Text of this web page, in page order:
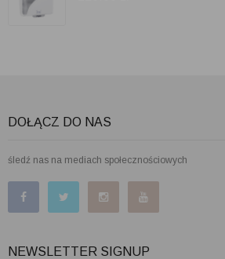
DOŁĄCZ DO NAS
śledź nas na mediach społecznościowych
NEWSLETTER SIGNUP